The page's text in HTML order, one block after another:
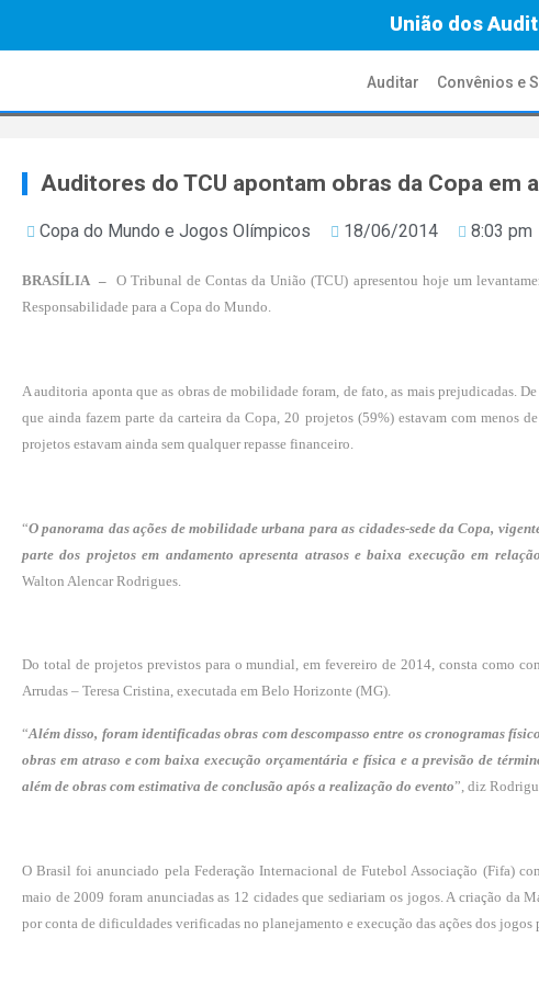
União dos
Auditar Convênios e
Auditores do TCU apontam obras da Copa em
Copa do Mundo e Jogos Olímpicos 18/06/2014 8:03 pm
BRASÍLIA – O Tribunal de Contas da União (TCU) apresentou hoje um
Responsabilidade para a Copa do Mundo.
A auditoria aponta que as obras de mobilidade foram, de fato, as mais prejudicadas.
que ainda fazem parte da carteira da Copa, 20 projetos (59%) estavam com menos
projetos estavam ainda sem qualquer repasse financeiro.
“O panorama das ações de mobilidade urbana para as cidades-sede da Copa,
parte dos projetos em andamento apresenta atrasos e baixa execução em
Walton Alencar Rodrigues.
Do total de projetos previstos para o mundial, em fevereiro de 2014, consta como
Arrudas – Teresa Cristina, executada em Belo Horizonte (MG).
“Além disso, foram identificadas obras com descompasso entre os cronogramas
obras em atraso e com baixa execução orçamentária e física e a previsão de
além de obras com estimativa de conclusão após a realização do evento”, diz
O Brasil foi anunciado pela Federação Internacional de Futebol Associação (Fifa)
maio de 2009 foram anunciadas as 12 cidades que sediariam os jogos. A criação da
por conta de dificuldades verificadas no planejamento e execução das ações dos jogos